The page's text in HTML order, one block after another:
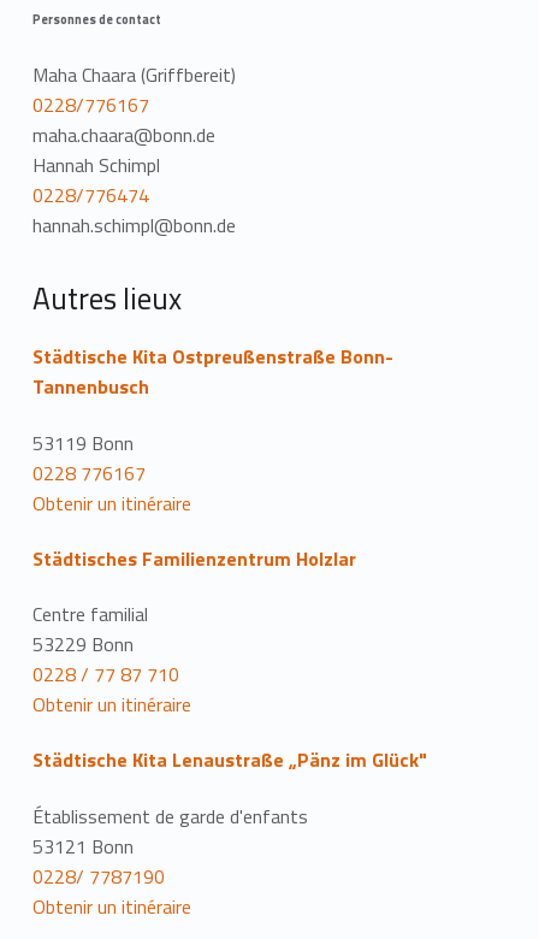
Personnes de contact
Maha Chaara (Griffbereit)
0228/776167
maha.chaara@bonn.de
Hannah Schimpl
0228/776474
hannah.schimpl@bonn.de
Autres lieux
Städtische Kita Ostpreußenstraße Bonn-
Tannenbusch
53119 Bonn
0228 776167
Obtenir un itinéraire
Städtisches Familienzentrum Holzlar
Centre familial
53229 Bonn
0228 / 77 87 710
Obtenir un itinéraire
Städtische Kita Lenaustraße „Pänz im Glück"
Établissement de garde d'enfants
53121 Bonn
0228/ 7787190
Obtenir un itinéraire